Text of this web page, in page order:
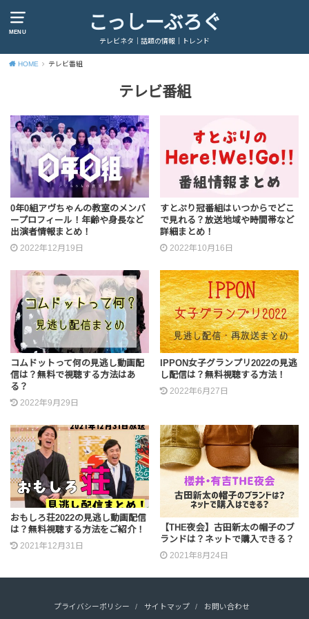
MENU こっしーぶろぐ
テレビネタ｜話題の情報｜トレンド
HOME テレビ番組
テレビ番組
0年0組アヴちゃんの教室のメンバ
ープロフィール！年齢や身長など
出演者情報まとめ！
2022年12月19日
すとぷり冠番組はいつからでどこ
で見れる？放送地域や時間帯など
詳細まとめ！
2022年10月16日
コムドットって何の見逃し動画配
信は？無料で視聴する方法はあ
る？
2022年9月29日
IPPON女子グランプリ2022の見逃
し配信は？無料視聴する方法！
2022年6月27日
おもしろ荘2022の見逃し動画配信
は？無料視聴する方法をご紹介！
2021年12月31日
【THE夜会】古田新太の帽子のブ
ランドは？ネットで購入できる？
2021年8月24日
プライバシーポリシー サイトマップ お問い合わせ